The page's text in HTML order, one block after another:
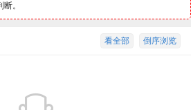
。
倒序浏览
看全部